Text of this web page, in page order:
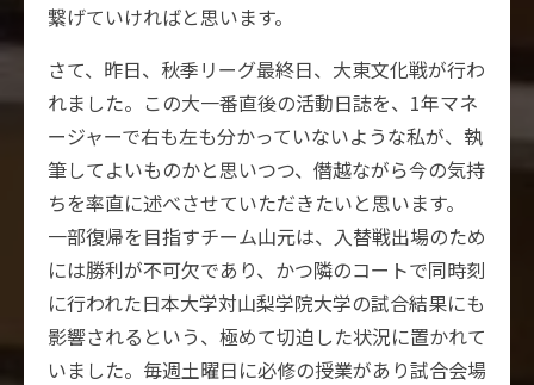
繋げていければと思います。
さて、昨日、秋季リーグ最終日、大東文化戦が行わ
れました。この大一番直後の活動日誌を、1年マネ
ージャーで右も左も分かっていないような私が、執
筆してよいものかと思いつつ、僭越ながら今の気持
ちを率直に述べさせていただきたいと思います。
一部復帰を目指すチーム山元は、入替戦出場のため
には勝利が不可欠であり、かつ隣のコートで同時刻
に行われた日本大学対山梨学院大学の試合結果にも
影響されるという、極めて切迫した状況に置かれて
いました。毎週土曜日に必修の授業があり試合会場